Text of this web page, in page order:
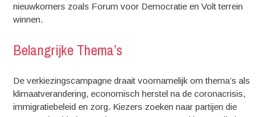
nieuwkomers zoals Forum voor Democratie en Volt terrein
winnen.
Belangrijke Thema’s
De verkiezingscampagne draait voornamelijk om thema’s als
klimaatverandering, economisch herstel na de coronacrisis,
immigratiebeleid en zorg. Kiezers zoeken naar partijen die